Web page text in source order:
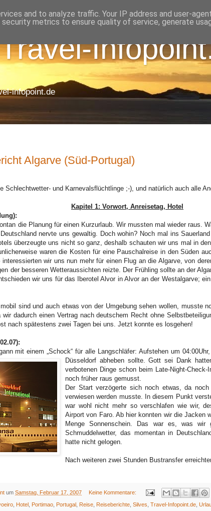
infopoint.de
Algarve (Süd-Portugal)
Schlechtwetter- und Karnevalsflüchtlinge ;-), und natürlich auch alle
Kapitel 1: Vorwort, Anreisetag, Hotel
die Planung für einen Kurzurlaub. Wir mussten mal wieder raus.
nervte uns gewaltig. Doch wohin? Noch mal ins
überzeugte uns nicht so ganz, deshalb schauten wir uns mal in
waren die Kosten für eine Pauschalreise in den Süden
wir uns nun mehr für einen Flug an die Algarve, von
der besseren Wetteraussichten reizte. Der Frühling sollte an der
wir uns für das Iberotel Alvor in Alvor an der Westalgarve;
sind und auch etwas von der Umgebung sehen wollen, musste
dadurch einen Vertrag nach deutschem Recht ohne
nach spätestens zwei Tagen bei uns. Jetzt konnte es losgehen!
mit einem „Schock“ für alle Langschläfer: Aufstehen um
Düsseldorf abheben sollte. Gott sei Dank
verbotenen Dinge schon beim Late-Night-
noch früher raus gemusst.
Der Start verzögerte sich noch etwas, da
verwiesen werden musste. In diesem Punkt
war wohl nicht mehr so verschlafen wie wir,
Airport von Faro. Ab hier konnten wir die Jacken
Menge Sonnenschein. Das war es, was
Schmuddelwetter, das momentan in
hatte nicht gelogen.
Nach weiteren zwei Stunden Bustransfer
um Samstag, Februar 17, 2007 Keine Kommentare:
Hotel Portimao Portugal Reise Reiseberichte Silves Travel-Infopoint.de
and to analyze traffic. Your IP address and user-
metrics to ensure quality of service, generate